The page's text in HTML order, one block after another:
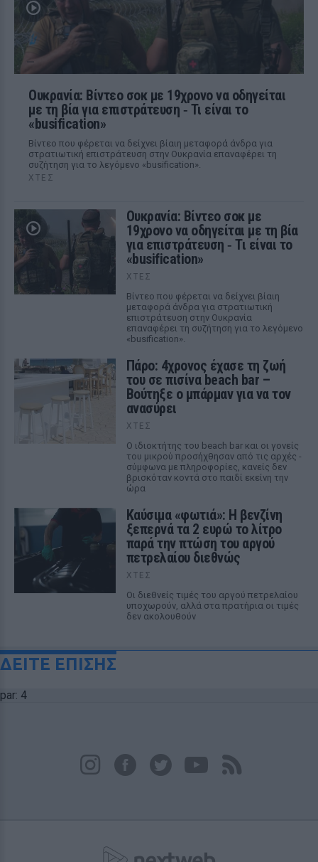
Ουκρανία: Βίντεο σοκ με 19χρονο να οδηγείται
με τη βία για επιστράτευση ‑ Τι είναι το
«busification»
Βίντεο που φέρεται να δείχνει βίαιη μεταφορά άνδρα για
στρατιωτική επιστράτευση στην Ουκρανία επαναφέρει τη
συζήτηση για το λεγόμενο «busification».
ΧΤΕΣ
Ουκρανία: Βίντεο σοκ με
19χρονο να οδηγείται με τη βία
για επιστράτευση ‑ Τι είναι το
«busification»
ΧΤΕΣ
Βίντεο που φέρεται να δείχνει βίαιη
μεταφορά άνδρα για στρατιωτική
επιστράτευση στην Ουκρανία
επαναφέρει τη συζήτηση για το λεγόμενο
«busification».
Πάρο: 4χρονος έχασε τη ζωή
του σε πισίνα beach bar –
Βούτηξε ο μπάρμαν για να τον
ανασύρει
ΧΤΕΣ
Ο ιδιοκτήτης του beach bar και οι γονείς
του μικρού προσήχθησαν από τις αρχές -
σύμφωνα με πληροφορίες, κανείς δεν
βρισκόταν κοντά στο παιδί εκείνη την
ώρα
Καύσιμα «φωτιά»: Η βενζίνη
ξεπερνά τα 2 ευρώ το λίτρο
παρά την πτώση του αργού
πετρελαίου διεθνώς
ΧΤΕΣ
Οι διεθνείς τιμές του αργού πετρελαίου
υποχωρούν, αλλά στα πρατήρια οι τιμές
δεν ακολουθούν
ΔΕΙΤΕ ΕΠΙΣΗΣ
par: 4